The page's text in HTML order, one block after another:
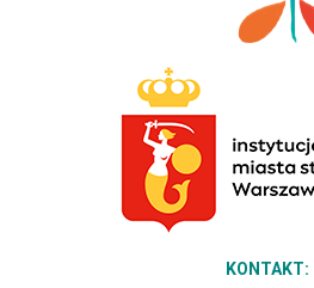
KONTAKT: